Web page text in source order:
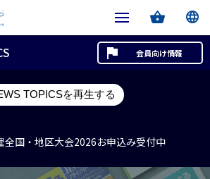
TOPICSを再生する
全国・地区大会2026お申込み受付中
全国・地区大会2026お申込み受付中
会員向け情報